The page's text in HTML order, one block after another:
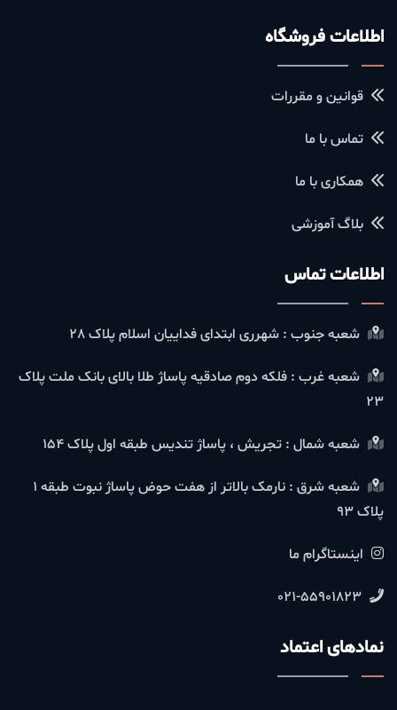
اطلاعات فروشگاه
قوانین و مقررات
تماس با ما
همکاری با ما
بلاگ آموزشی
اطلاعات تماس
شعبه جنوب : شهرری ابتدای فداییان اسلام پلاک 28
شعبه غرب : فلکه دوم صادقیه پاساژ طلا بالای بانک ملت پلاک
23
شعبه شمال : تجریش ، پاساژ تندیس طبقه اول پلاک 154
شعبه شرق : نارمک بالاتر از هفت حوض پاساژ نبوت طبقه 1
پلاک 93
اینستاگرام ما
021-55901823
نمادهای اعتماد